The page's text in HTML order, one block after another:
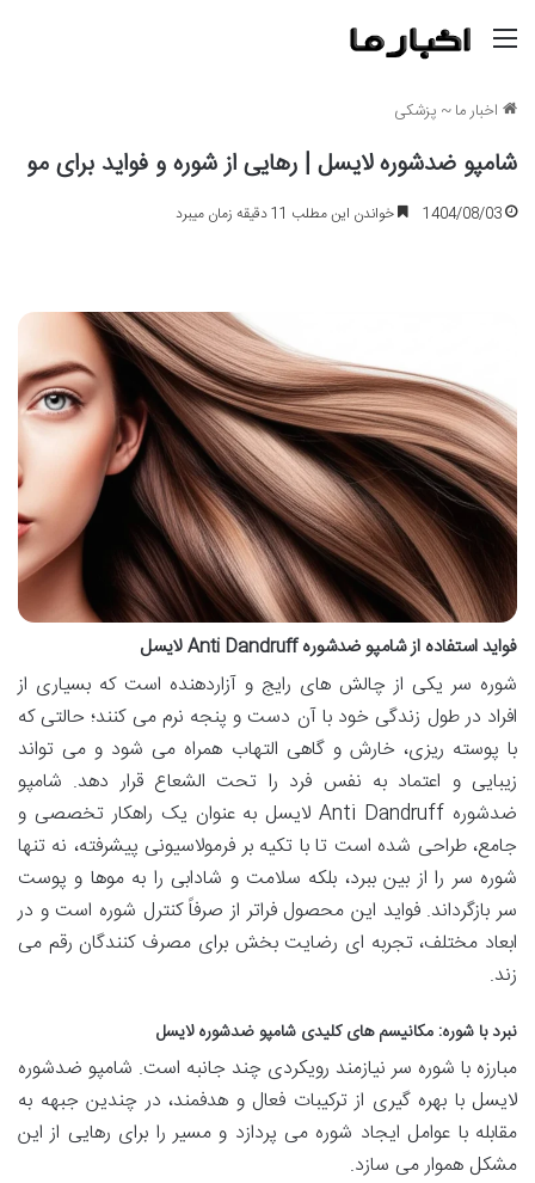
اخبار ما~ پزشکی
شامپو ضدشوره لایسل | رهایی از شوره و فواید برای مو
1404/08/03 خواندن این مطلب 11 دقیقه زمان میبرد
فواید استفاده از شامپو ضدشوره Anti Dandruff لایسل
شوره سر یکی از چالش های رایج و آزاردهنده است که بسیاری از
افراد در طول زندگی خود با آن دست و پنجه نرم می کنند؛ حالتی که
با پوسته ریزی، خارش و گاهی التهاب همراه می شود و می تواند
زیبایی و اعتماد به نفس فرد را تحت الشعاع قرار دهد. شامپو
ضدشوره Anti Dandruff لایسل به عنوان یک راهکار تخصصی و
جامع، طراحی شده است تا با تکیه بر فرمولاسیونی پیشرفته، نه تنها
شوره سر را از بین ببرد، بلکه سلامت و شادابی را به موها و پوست
سر بازگرداند. فواید این محصول فراتر از صرفاً کنترل شوره است و در
ابعاد مختلف، تجربه ای رضایت بخش برای مصرف کنندگان رقم می
زند.
نبرد با شوره: مکانیسم های کلیدی شامپو ضدشوره لایسل
مبارزه با شوره سر نیازمند رویکردی چند جانبه است. شامپو ضدشوره
لایسل با بهره گیری از ترکیبات فعال و هدفمند، در چندین جبهه به
مقابله با عوامل ایجاد شوره می پردازد و مسیر را برای رهایی از این
مشکل هموار می سازد.